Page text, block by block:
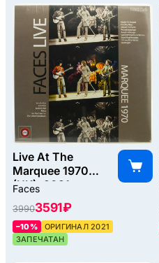
Live At The
Marquee 1970
(UK), 2021
Faces
39903591 ₽
–10%
ОРИГИНАЛ 2021
ЗАПЕЧАТАН